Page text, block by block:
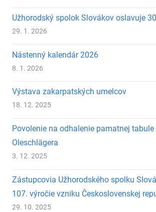
Užhorodský spolok Slovákov oslavuje
29. 1. 2026
Nástenný kalendár 2026
8. 1. 2026
Výstava zakarpatských umelcov
18. 12. 2025
Povolenie na odhalenie pamatnej
Oleschlägera
3. 12. 2025
Zástupcovia Užhorodského spolku
107. výročie vzniku Československej
29. 10. 2025